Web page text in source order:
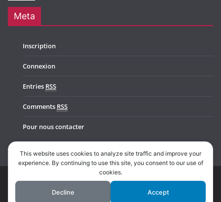
Meta
Inscription
Connexion
Entries RSS
Comments RSS
Pour nous contacter
Copyright © 2026Music In Belgium. All rights reserved.
ColorMag Pro by ThemeGrill. Powered by
This website uses cookies to analyze site traffic and improve your
experience. By continuing to use this site, you consent to our use of
cookies.
Decline Accept